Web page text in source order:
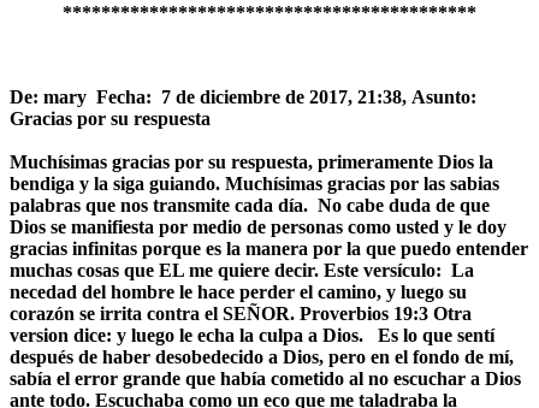
*******************************************
De: mary Fecha: 7 de diciembre de 2017, 21:38, Asunto:
Gracias por su respuesta
Muchísimas gracias por su respuesta, primeramente Dios la
bendiga y la siga guiando. Muchísimas gracias por las sabias
palabras que nos transmite cada día. No cabe duda de que
Dios se manifiesta por medio de personas como usted y le doy
gracias infinitas porque es la manera por la que puedo entender
muchas cosas que EL me quiere decir. Este versículo: La
necedad del hombre le hace perder el camino, y luego su
corazón se irrita contra el SEÑOR. Proverbios 19:3 Otra
version dice: y luego le echa la culpa a Dios. Es lo que sentí
después de haber desobedecido a Dios, pero en el fondo de mí,
sabía el error grande que había cometido al no escuchar a Dios
ante todo. Escuchaba como un eco que me taladraba la